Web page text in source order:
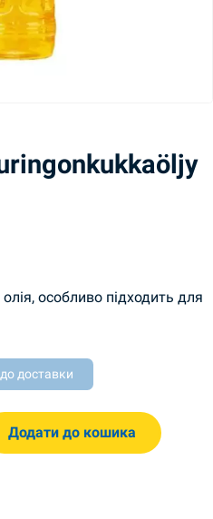
особливо підходить для
доставки
1l Dikanka quantity
Додати до кошика